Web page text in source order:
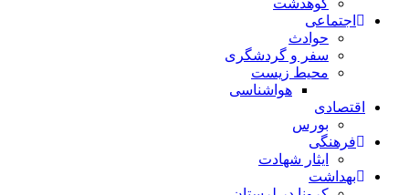
کوهدشت
اجتماعی
حوادث
سفر و گردشگری
محیط زیست
هواشناسی
اقتصادی
بورس
فرهنگی
ایثار شهادت
بهداشت